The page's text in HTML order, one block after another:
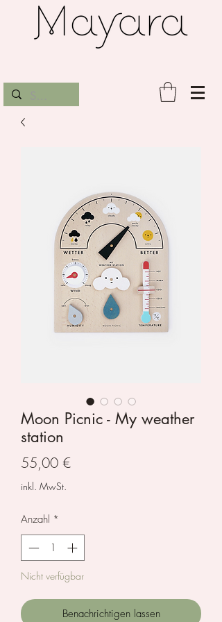
Moon Picnic - My weather
station
55,00 €Preis
inkl. MwSt.
Anzahl *
Nicht verfügbar
Benachrichtigen lassen